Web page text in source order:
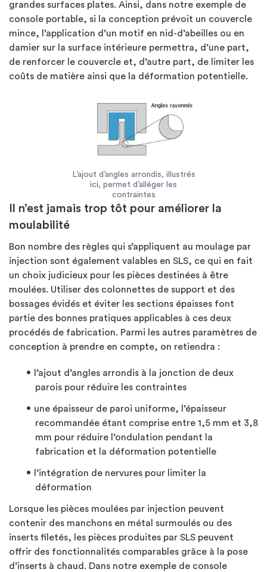
grandes surfaces plates. Ainsi, dans notre exemple de
console portable, si la conception prévoit un couvercle
mince, l’application d’un motif en nid-d’abeilles ou en
damier sur la surface intérieure permettra, d’une part,
de renforcer le couvercle et, d’autre part, de limiter les
coûts de matière ainsi que la déformation potentielle.
L’ajout d’angles arrondis, illustrés
ici, permet d’alléger les
contraintes
Il n’est jamais trop tôt pour améliorer la
moulabilité
Bon nombre des règles qui s’appliquent au moulage par
injection sont également valables en SLS, ce qui en fait
un choix judicieux pour les pièces destinées à être
moulées. Utiliser des colonnettes de support et des
bossages évidés et éviter les sections épaisses font
partie des bonnes pratiques applicables à ces deux
procédés de fabrication. Parmi les autres paramètres de
conception à prendre en compte, on retiendra :
l’ajout d’angles arrondis à la jonction de deux
parois pour réduire les contraintes
une épaisseur de paroi uniforme, l’épaisseur
recommandée étant comprise entre 1,5 mm et 3,8
mm pour réduire l’ondulation pendant la
fabrication et la déformation potentielle
l’intégration de nervures pour limiter la
déformation
Lorsque les pièces moulées par injection peuvent
contenir des manchons en métal surmoulés ou des
inserts filetés, les pièces produites par SLS peuvent
offrir des fonctionnalités comparables grâce à la pose
d’inserts à chaud. Dans notre exemple de console